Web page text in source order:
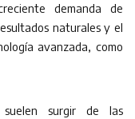
demanda de
naturales y el
avanzada, como
surgir de las